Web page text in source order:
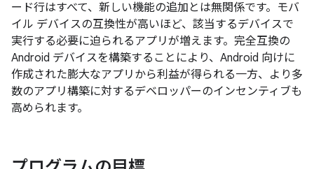
ード行はすべて、新しい機能の追加とは無関係です。モバ
イル デバイスの互換性が高いほど、該当するデバイスで
実行する必要に迫られるアプリが増えます。完全互換の
Android デバイスを構築することにより、Android 向けに
作成された膨大なアプリから利益が得られる一方、より多
数のアプリ構築に対するデベロッパーのインセンティブも
高められます。